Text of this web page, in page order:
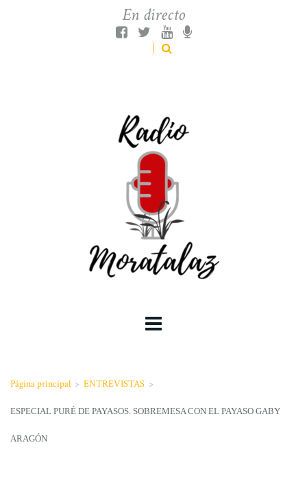
En directo
Página principal > ENTREVISTAS >
ESPECIAL PURÉ DE PAYASOS. SOBREMESA CON EL PAYASO GABY
ARAGÓN